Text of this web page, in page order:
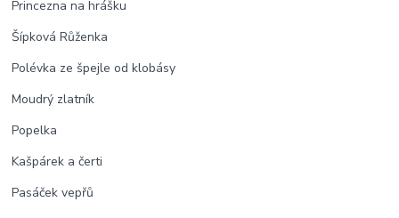
Princezna na hrášku
Šípková Růženka
Polévka ze špejle od klobásy
Moudrý zlatník
Popelka
Kašpárek a čerti
Pasáček vepřů